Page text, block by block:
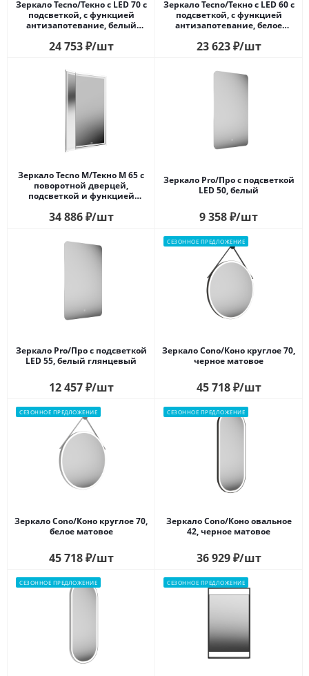
Зеркало Tecno/Текно c LED 70 с
подсветкой, с функцией
антизапотевание, белый
24 753₽/шт
Зеркало Tecno/Текно c LED 60 с
подсветкой, с функцией
антизапотевание, белое
23 623₽/шт
Зеркало Tecno M/Текно M 65 с
поворотной дверцей,
подсветкой и функцией
34 886₽/шт
Зеркало Pro/Про с подсветкой
LED 50, белый
9 358₽/шт
Зеркало Pro/Про с подсветкой
LED 55, белый глянцевый
12 457₽/шт
СЕЗОННОЕ ПРЕДЛОЖЕНИЕ
Зеркало Cono/Коно круглое 70,
черное матовое
45 718₽/шт
СЕЗОННОЕ ПРЕДЛОЖЕНИЕ
Зеркало Cono/Коно круглое 70,
белое матовое
45 718₽/шт
СЕЗОННОЕ ПРЕДЛОЖЕНИЕ
Зеркало Cono/Коно овальное
42, черное матовое
36 929₽/шт
СЕЗОННОЕ ПРЕДЛОЖЕНИЕ СЕЗОННОЕ ПРЕДЛОЖЕНИЕ